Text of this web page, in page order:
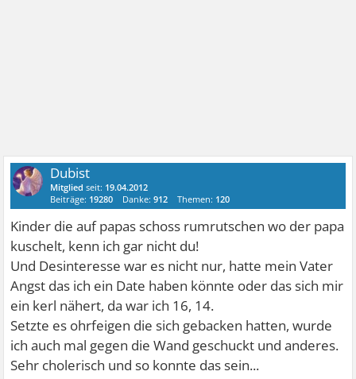
Dubist
Mitglied seit: 19.04.2012
Beiträge: 19280 Danke:912 Themen: 120
Kinder die auf papas schoss rumrutschen wo der papa
kuschelt, kenn ich gar nicht du!
Und Desinteresse war es nicht nur, hatte mein Vater
Angst das ich ein Date haben könnte oder das sich mir
ein kerl nähert, da war ich 16, 14.
Setzte es ohrfeigen die sich gebacken hatten, wurde
ich auch mal gegen die Wand geschuckt und anderes.
Sehr cholerisch und so konnte das sein...